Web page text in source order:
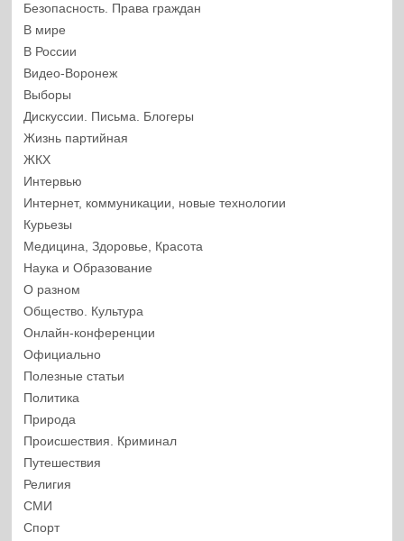
Безопасность. Права граждан
В мире
В России
Видео-Воронеж
Выборы
Дискуссии. Письма. Блогеры
Жизнь партийная
ЖКХ
Интервью
Интернет, коммуникации, новые технологии
Курьезы
Медицина, Здоровье, Красота
Наука и Образование
О разном
Общество. Культура
Онлайн-конференции
Официально
Полезные статьи
Политика
Природа
Происшествия. Криминал
Путешествия
Религия
СМИ
Спорт